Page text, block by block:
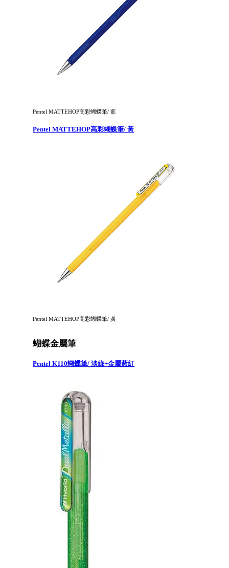
Pentel MATTEHOP高彩蝴蝶筆/ 藍
Pentel MATTEHOP高彩蝴蝶筆/ 黃
Pentel MATTEHOP高彩蝴蝶筆/ 黃
蝴蝶金屬筆
Pentel K110蝴蝶筆/ 淡綠+金屬藍紅